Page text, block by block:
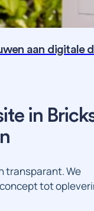
aan digitale
in
transparant. We
tot